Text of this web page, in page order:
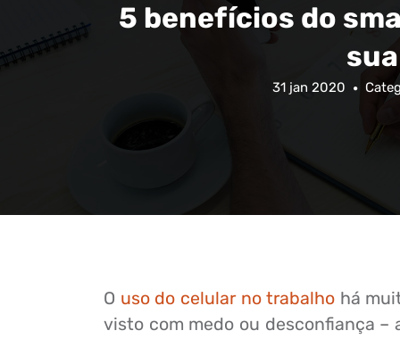
5 benefícios do
31 jan 2020
O uso do celular no trabalho há
visto com medo ou desconfiança –